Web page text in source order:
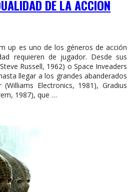
DE LA ACCIÓN
up es uno de los géneros de acción
requieren de jugador. Desde sus
Russell, 1962) o Space Inveaders
llegar a los grandes abanderados
Electronics, 1981), Gradius
1987), que …